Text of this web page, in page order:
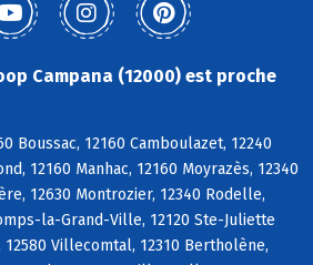
Campana (12000) est proche
Boussac, 12160 Camboulazet, 12240
12160 Manhac, 12160 Moyrazès, 12340
12630 Montrozier, 12340 Rodelle,
la-Grand-Ville, 12120 Ste-Juliette
12580 Villecomtal, 12310 Bertholène,